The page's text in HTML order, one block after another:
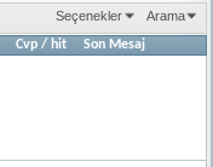
Seçenekler Arama
Cvp /hit Son Mesaj